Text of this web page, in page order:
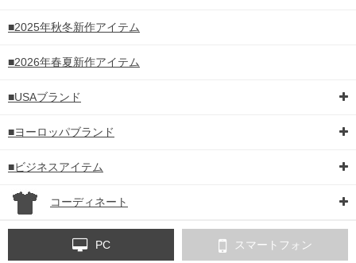
■2025年秋冬新作アイテム
■2026年春夏新作アイテム
■USAブランド
■ヨーロッパブランド
■ビジネスアイテム
コーディネート
PC スマートフォン